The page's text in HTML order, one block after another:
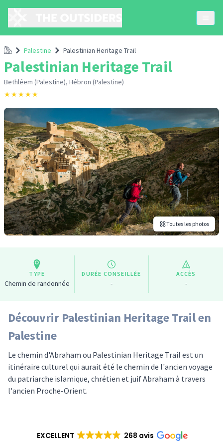
AccueilPalestine Palestinian Heritage Trail
Palestinian Heritage Trail
Bethléem (Palestine), Hébron (Palestine)
★★★★★
Toutes les photos
TYPE
Chemin de randonnée
DURÉE CONSEILLÉE
-
ACCÈS
-
Découvrir Palestinian Heritage Trail en
Palestine
Le chemin d'Abraham ou Palestinian Heritage Trail est un
itinéraire culturel qui aurait été le chemin de l'ancien voyage
du patriarche islamique, chrétien et juif Abraham à travers
l'ancien Proche-Orient.
EXCELLENT 268 avis